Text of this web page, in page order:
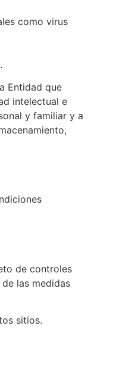
como virus
Entidad que
intelectual e
y familiar y a
de controles
las medidas
sitios.